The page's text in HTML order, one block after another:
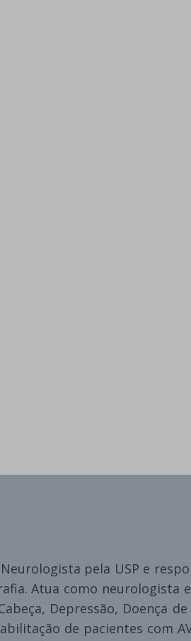
pela USP e
Atua como neurologista
Depressão, Doença
de pacientes com